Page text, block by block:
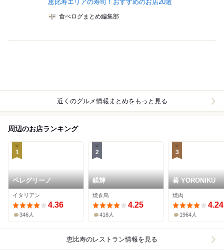
恵比寿エリアの寿司！おすすめのお店20選
食べログまとめ編集部
近くのグルメ情報まとめをもっと見る
周辺のお店ランキング
1
ペレグリーノ
イタリアン
4.36
346人
2
鍈輝
焼き鳥
4.25
418人
3
蕃 YORONIKU
焼肉
4.24
1964人
恵比寿のレストラン情報を見る